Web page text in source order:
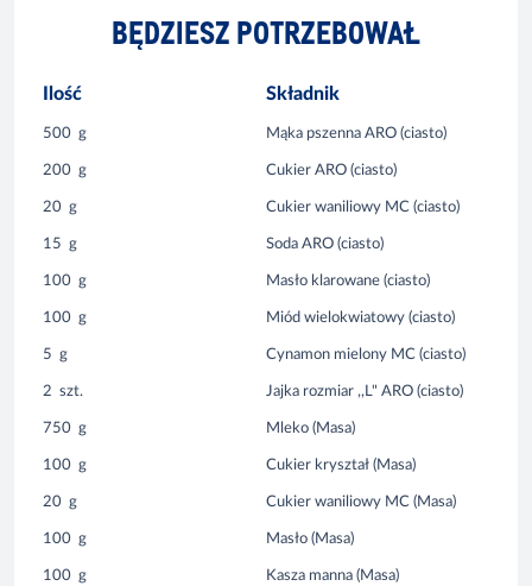
BĘDZIESZ POTRZEBOWAŁ
Ilość Składnik
500 g Mąka pszenna ARO (ciasto)
200 g Cukier ARO (ciasto)
20 g Cukier waniliowy MC (ciasto)
15 g Soda ARO (ciasto)
100 g Masło klarowane (ciasto)
100 g Miód wielokwiatowy (ciasto)
5 g Cynamon mielony MC (ciasto)
2 szt. Jajka rozmiar ,,L" ARO (ciasto)
750 g Mleko (Masa)
100 g Cukier kryształ (Masa)
20 g Cukier waniliowy MC (Masa)
100 g Masło (Masa)
100 g Kasza manna (Masa)